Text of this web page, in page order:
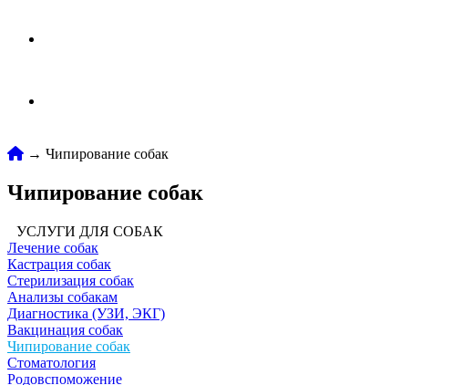
→ Чипирование собак
Чипирование собак
УСЛУГИ ДЛЯ СОБАК
Лечение собак
Кастрация собак
Стерилизация собак
Анализы собакам
Диагностика (УЗИ, ЭКГ)
Вакцинация собак
Чипирование собак
Стоматология
Родовспоможение